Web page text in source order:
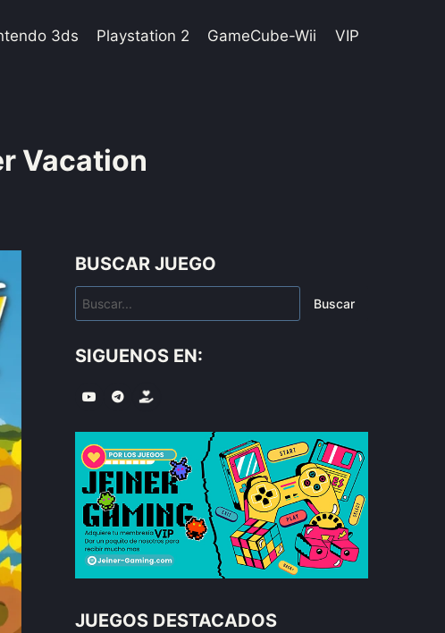
3ds Playstation 2 GameCube-Wii VIP
Vacation
BUSCAR JUEGO
Buscar
SIGUENOS EN:
JUEGOS DESTACADOS